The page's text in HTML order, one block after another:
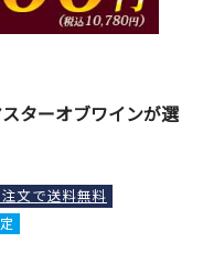
ターオブワインが選
文で送料無料